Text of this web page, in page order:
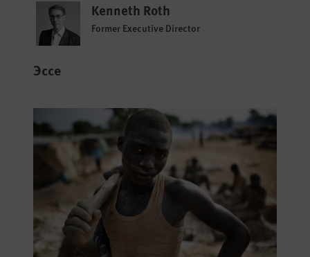
Kenneth Roth
Former Executive Director
Эссе